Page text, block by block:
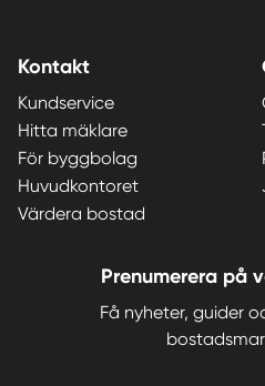
Kontakt
Kundservice
Hitta mäklare
För byggbolag
Huvudkontoret
Värdera bostad
Prenumerera på
Få nyheter, guider